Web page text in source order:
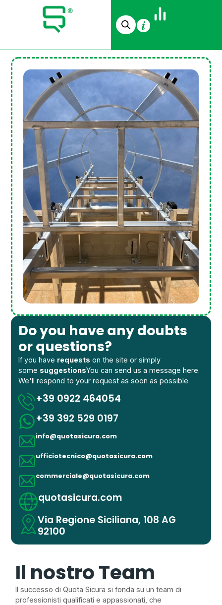
Do you have any doubts
or questions?
If you have requests on the site or simply
some suggestionsYou can send us a message here.
We'll respond to your request as soon as possible.
+39 0922 464054
+39 392 529 0197
info@quotasicura.com
ufficiotecnico@quotasicura.com
commerciale@quotasicura.com
quotasicura.com
Via Regione Siciliana, 108 AG
92100
Il nostro Team
Il successo di Quota Sicura si fonda su un team di
professionisti qualificati e appassionati, che